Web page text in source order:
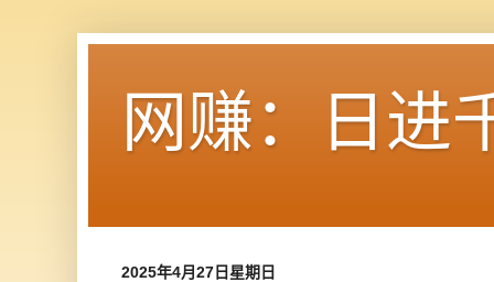
网赚：日进
2025年4月27日星期日